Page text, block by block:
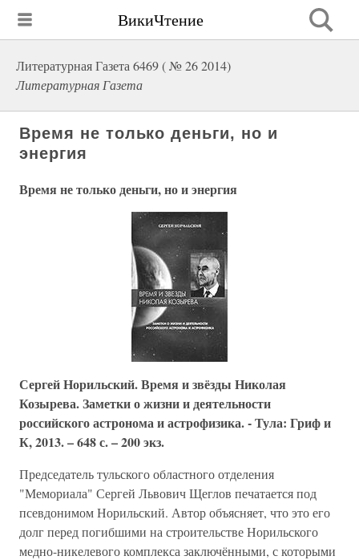
ВикиЧтение
Литературная Газета 6469 ( № 26 2014)
Литературная Газета
Время не только деньги, но и
энергия
Время не только деньги, но и энергия
Сергей Норильский. Время и звёзды Николая
Козырева. Заметки о жизни и деятельности
российского астронома и астрофизика. - Тула: Гриф и
К, 2013. – 648 с. – 200 экз.
Председатель тульского областного отделения
"Мемориала" Сергей Львович Щеглов печатается под
псевдонимом Норильский. Автор объясняет, что это его
долг перед погибшими на строительстве Норильского
медно-никелевого комплекса заключёнными, с которыми